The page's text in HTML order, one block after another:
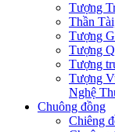
Tượng
Thần
Tượng
Tượng
Tượng
Tượng
Nghệ
Chuông đồng
Chiêng